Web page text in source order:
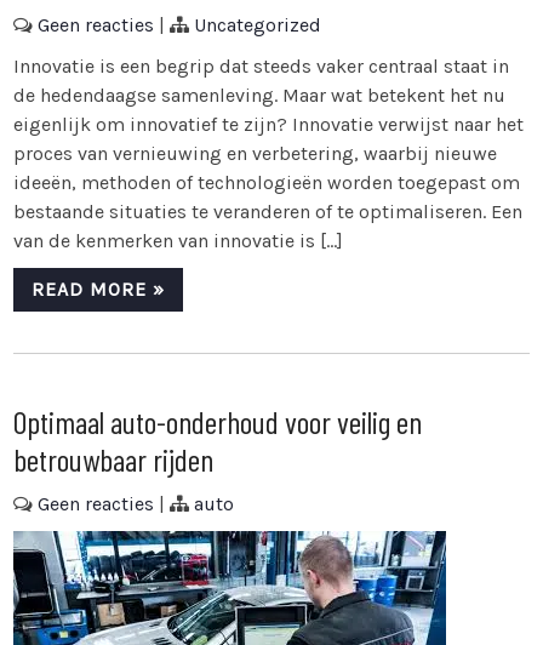
Geen reacties |
Uncategorized
Innovatie is een begrip dat steeds vaker centraal staat in
de hedendaagse samenleving. Maar wat betekent het nu
eigenlijk om innovatief te zijn? Innovatie verwijst naar het
proces van vernieuwing en verbetering, waarbij nieuwe
ideeën, methoden of technologieën worden toegepast om
bestaande situaties te veranderen of te optimaliseren. Een
van de kenmerken van innovatie is […]
READ MORE »
Optimaal auto-onderhoud voor veilig en
betrouwbaar rijden
Geen reacties | auto